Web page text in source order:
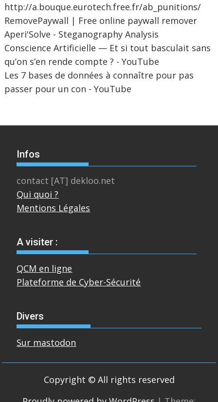
http://a.bouque.eurotech.free.fr/ab_punitions/
RemovePaywall | Free online paywall remover
Aperi'Solve - Steganography Analysis
Conscience Artificielle — Et si tout basculait sans
qu’on s’en rende compte ? - YouTube
Les 7 bases de données à connaître pour pas
passer pour un con - YouTube
Infos
contact [AT] dekloo.net
Qui quoi ?
Mentions Légales
A visiter :
QCM en ligne
Plateforme de Cyber-Sécurité
Divers
Sur mastodon
Copyright © All rights reserved